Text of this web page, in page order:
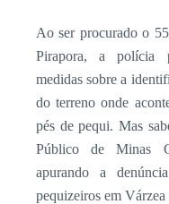
Ao ser procurado o
Pirapora, a polícia
medidas sobre a
do terreno onde
pés de pequi. Mas
Público de Minas
apurando a
pequizeiros em Várzea